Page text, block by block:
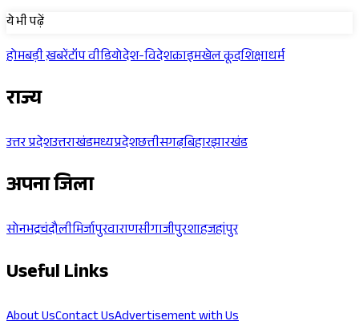
ये भी पढ़ें
होमबड़ी ख़बरेंटॉप वीडियोदेश-विदेशक्राइमखेल कूदशिक्षाधर्म
राज्य
उत्तर प्रदेशउत्तराखंडमध्यप्रदेशछत्तीसगढ़बिहारझारखंड
अपना जिला
सोनभद्रचंदौलीमिर्जापुरवाराणसीगाजीपुरशाहजहांपुर
Useful Links
About UsContact UsAdvertisement with Us